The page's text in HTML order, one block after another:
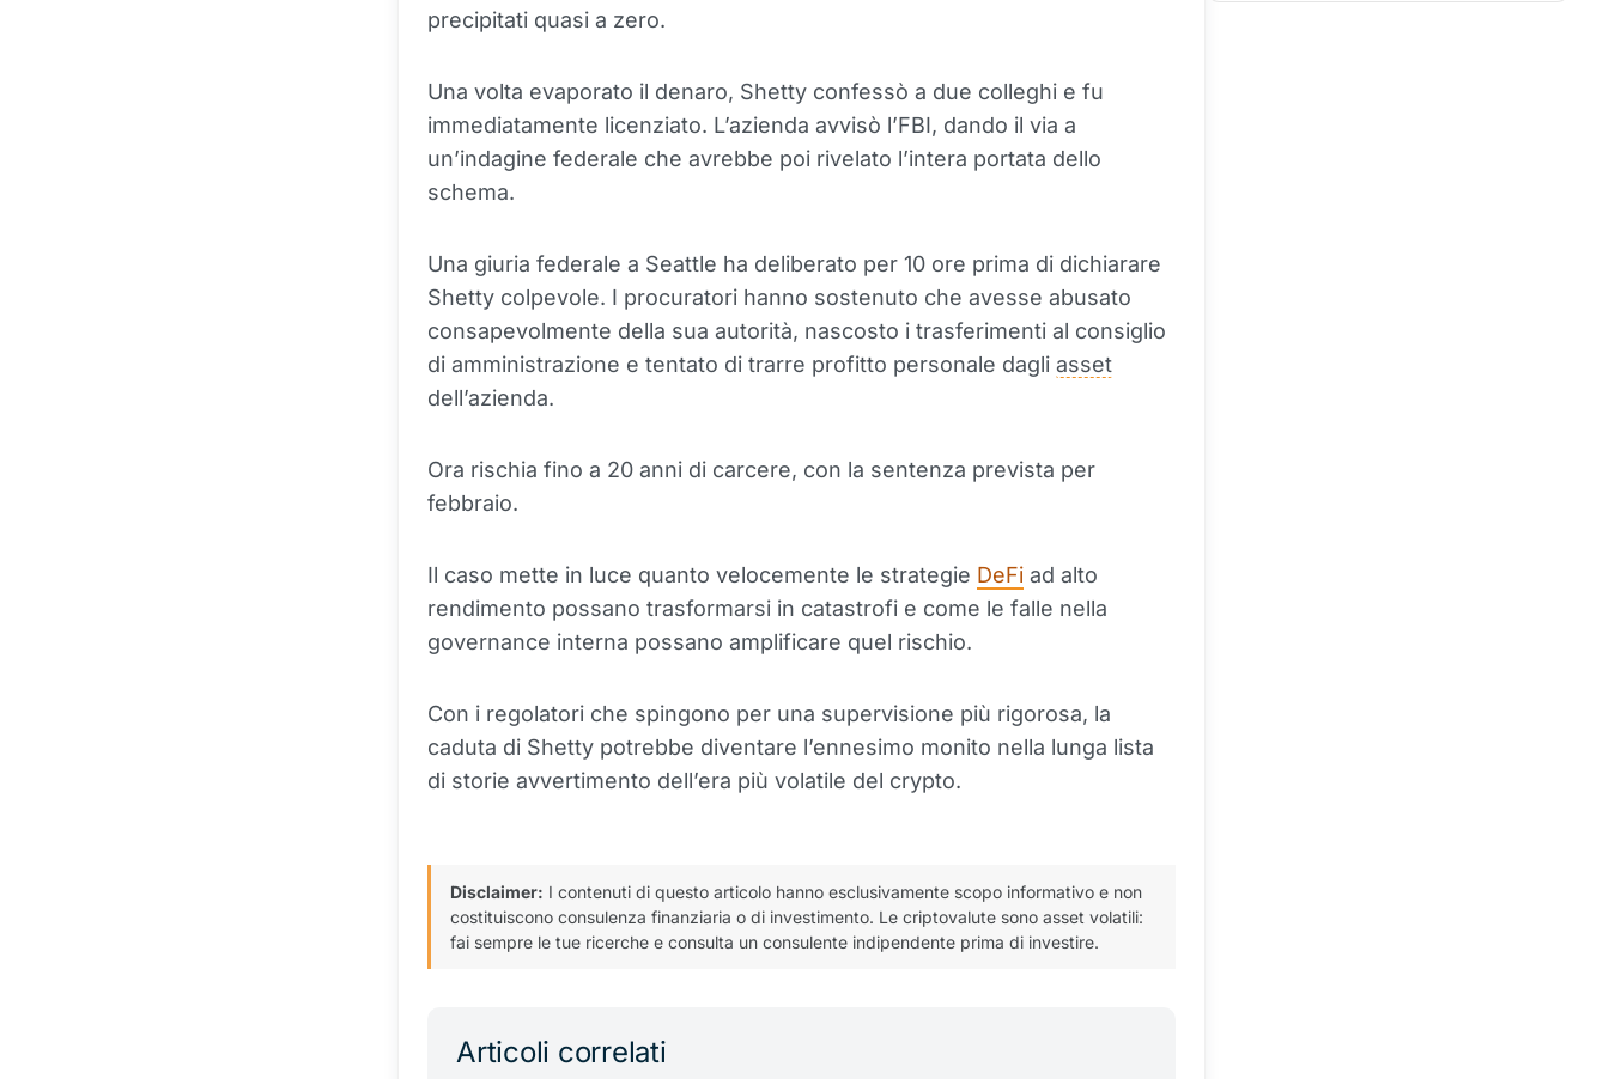
precipitati quasi a zero.
Una volta evaporato il denaro, Shetty confessò a due colleghi e fu
immediatamente licenziato. L’azienda avvisò l’FBI, dando il via a
un’indagine federale che avrebbe poi rivelato l’intera portata dello
schema.
Una giuria federale a Seattle ha deliberato per 10 ore prima di dichiarare
Shetty colpevole. I procuratori hanno sostenuto che avesse abusato
consapevolmente della sua autorità, nascosto i trasferimenti al consiglio
di amministrazione e tentato di trarre profitto personale dagli asset
dell’azienda.
Ora rischia fino a 20 anni di carcere, con la sentenza prevista per
febbraio.
Il caso mette in luce quanto velocemente le strategie DeFi ad alto
rendimento possano trasformarsi in catastrofi e come le falle nella
governance interna possano amplificare quel rischio.
Con i regolatori che spingono per una supervisione più rigorosa, la
caduta di Shetty potrebbe diventare l’ennesimo monito nella lunga lista
di storie avvertimento dell’era più volatile del crypto.
Disclaimer: I contenuti di questo articolo hanno esclusivamente scopo informativo e non
costituiscono consulenza finanziaria o di investimento. Le criptovalute sono asset volatili:
fai sempre le tue ricerche e consulta un consulente indipendente prima di investire.
Articoli correlati